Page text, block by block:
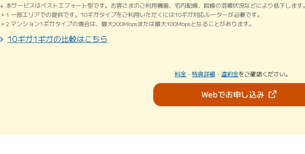
本サービスはベストエフォート型です。お客さまのご利用機器、宅内配線、回線の混雑状況などにより低下します。
1 一部エリアでの提供です。10ギガタイプをご利用いただくには10ギガ対応ルーターが必要です。
2 マンション1ギガタイプの場合は、最大200Mbpsまたは最大100Mbpsとなることがあります。
10ギガ1ギガの比較はこちら
料金 ・ 特典詳細 ・ 違約金をご確認ください。
Webでお申し込み（新しいタ